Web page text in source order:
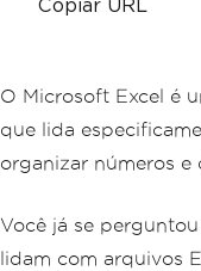
Copiar URL
O Microsoft Excel é
que lida
organizar números e
Você já se
lidam com arquivos